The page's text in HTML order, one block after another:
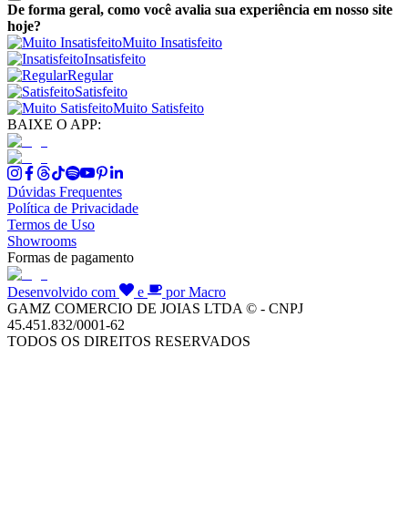
De forma geral, como você avalia sua experiência em nosso site
hoje?
Muito Insatisfeito
Insatisfeito
Regular
Satisfeito
Muito Satisfeito
BAIXE O APP:
Dúvidas Frequentes
Política de Privacidade
Termos de Uso
Showrooms
Formas de pagamento
Desenvolvido com e
por Macro
GAMZ COMERCIO DE JOIAS LTDA © - CNPJ
45.451.832/0001-62
TODOS OS DIREITOS RESERVADOS